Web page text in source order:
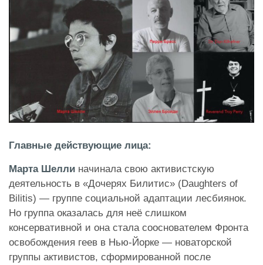
Главные действующие лица:
Марта Шелли начинала свою активистскую
деятельность в «Дочерях Билитис» (Daughters of
Bilitis) — группе социальной адаптации лесбиянок.
Но группа оказалась для неё слишком
консервативной и она стала сооснователем Фронта
освобождения геев в Нью-Йорке — новаторской
группы активистов, сформированной после